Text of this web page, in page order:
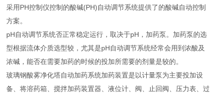
采用PH控制仪控制的酸碱(PH)自动调节系统提供了的酸碱自动控制
方案。
pH自动调节系统否正常稳定运行，取决于pH，加药泵。加药泵的选
型根据流体介质选型较，尤其是pH自动调节系统经常会用到浓酸及
浓碱，能否在需要加药的时候的投加所需要的剂量是较的。
玻璃钢酸雾净化塔自动加药系统加药装置是以计量泵为主要投加设
备、将溶药箱、搅拌加药装置器、液位计、阀、止回阀、压力表、过